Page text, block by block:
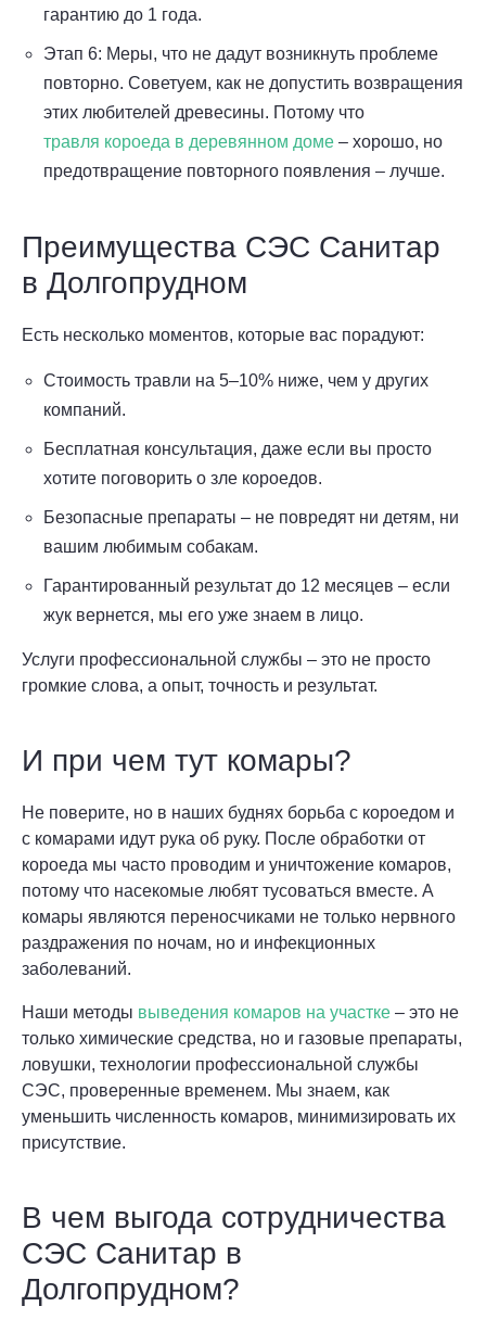
гарантию до 1 года.
Этап 6: Меры, что не дадут возникнуть проблеме
повторно. Советуем, как не допустить возвращения
этих любителей древесины. Потому что
травля короеда в деревянном доме – хорошо, но
предотвращение повторного появления – лучше.
Преимущества СЭС Санитар
в Долгопрудном
Есть несколько моментов, которые вас порадуют:
Стоимость травли на 5–10% ниже, чем у других
компаний.
Бесплатная консультация, даже если вы просто
хотите поговорить о зле короедов.
Безопасные препараты – не повредят ни детям, ни
вашим любимым собакам.
Гарантированный результат до 12 месяцев – если
жук вернется, мы его уже знаем в лицо.
Услуги профессиональной службы – это не просто
громкие слова, а опыт, точность и результат.
И при чем тут комары?
Не поверите, но в наших буднях борьба с короедом и
с комарами идут рука об руку. После обработки от
короеда мы часто проводим и уничтожение комаров,
потому что насекомые любят тусоваться вместе. А
комары являются переносчиками не только нервного
раздражения по ночам, но и инфекционных
заболеваний.
Наши методы выведения комаров на участке – это не
только химические средства, но и газовые препараты,
ловушки, технологии профессиональной службы
СЭС, проверенные временем. Мы знаем, как
уменьшить численность комаров, минимизировать их
присутствие.
В чем выгода сотрудничества
СЭС Санитар в
Долгопрудном?